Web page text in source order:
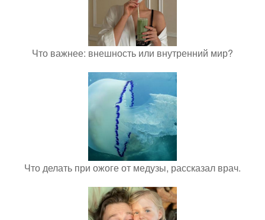
Что важнее: внешность или внутренний мир?
Что делать при ожоге от медузы, рассказал врач.